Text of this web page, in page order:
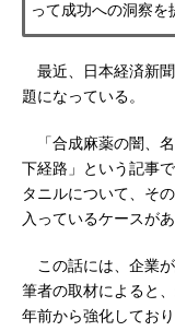
って成功への洞察を
最近、日本経済新
題になっている。
「合成麻薬の闇、
下経路」という記事
タニルについて、そ
入っているケースが
この話には、企業が
筆者の取材によると
年前から強化してお